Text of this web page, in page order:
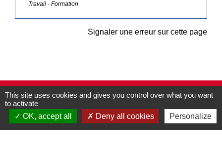
Travail - Formation
Signaler une erreur sur cette page
Contacts
Commune de Pullay
2 rue des Rossignols
27130 Pullay - FRANCE
This site uses cookies and gives you control over what you want
to activate
OK, accept all
Deny all cookies Personalize